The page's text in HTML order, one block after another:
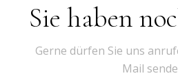
Sie haben
Gerne dürfen Sie uns
Mail